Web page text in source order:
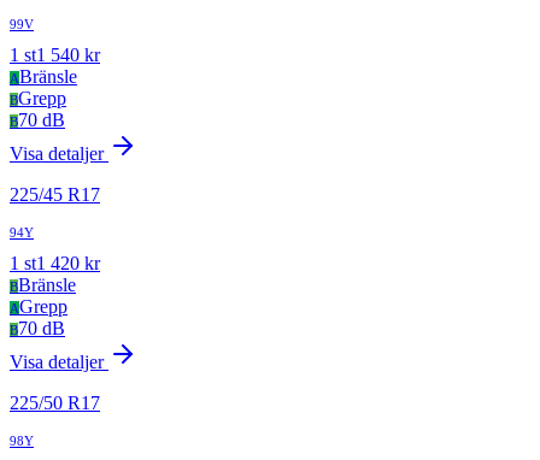
99V
1 st1 540 kr
ABränsle
BGrepp
B70 dB
Visa detaljer
225/45 R17
94Y
1 st1 420 kr
BBränsle
AGrepp
B70 dB
Visa detaljer
225/50 R17
98Y